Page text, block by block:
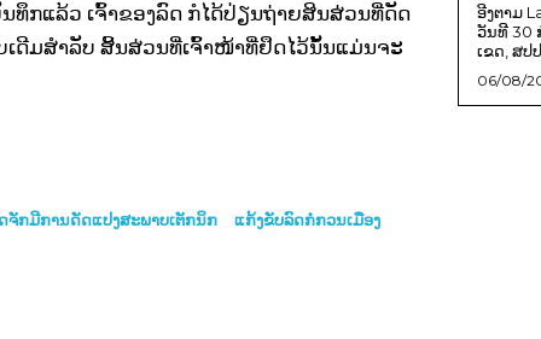
ກແລ້ວ ເຈົ້າຂອງລົດ ກໍໄດ້ປ່ຽນຖ່າຍສິນສ່ວນທີ່ດັດ
ດີມສຳລັບ ສິ້ນສ່ວນທີ່ເຈົ້າໜ້າທີ່ຢຶດໄວ້ນັ້ນແມ່ນຈະ
ຈັກມີການດັດແປງສະພາບເຕັກນິກ ແກ້ງຂັບລົດກໍ່ກວນເມືອງ
ອີງຕາມ
ວັນທີ 30
ເຂດ, ສປ
06/08/